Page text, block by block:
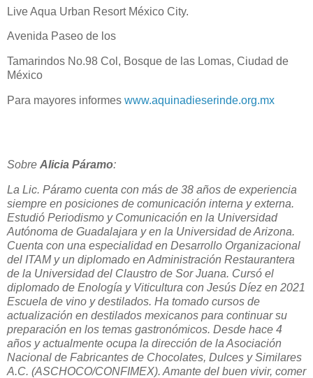
Live Aqua Urban Resort México City.
Avenida Paseo de los
Tamarindos No.98 Col, Bosque de las Lomas, Ciudad de
México
Para mayores informes www.aquinadieserinde.org.mx
Sobre Alicia Páramo:
La Lic. Páramo cuenta con más de 38 años de experiencia
siempre en posiciones de comunicación interna y externa.
Estudió Periodismo y Comunicación en la Universidad
Autónoma de Guadalajara y en la Universidad de Arizona.
Cuenta con una especialidad en Desarrollo Organizacional
del ITAM y un diplomado en Administración Restaurantera
de la Universidad del Claustro de Sor Juana. Cursó el
diplomado de Enología y Viticultura con Jesús Díez en 2021
Escuela de vino y destilados. Ha tomado cursos de
actualización en destilados mexicanos para continuar su
preparación en los temas gastronómicos. Desde hace 4
años y actualmente ocupa la dirección de la Asociación
Nacional de Fabricantes de Chocolates, Dulces y Similares
A.C. (ASCHOCO/CONFIMEX). Amante del buen vivir, comer